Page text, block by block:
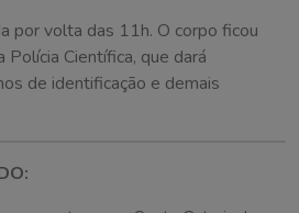
por volta das 11h. O corpo ficou
Científica, que dará
de identificação e demais